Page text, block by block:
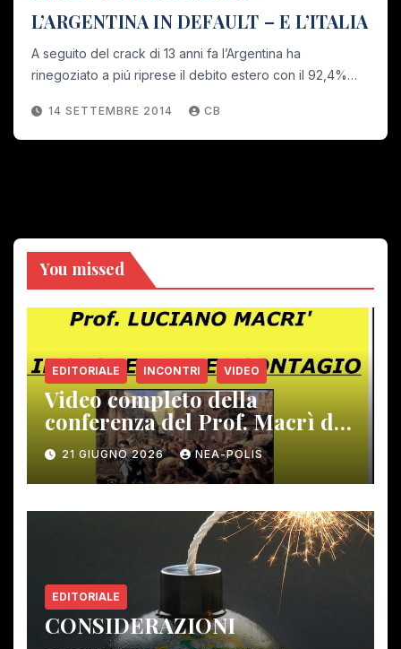
L’ARGENTINA IN DEFAULT – E L’ITALIA
A seguito del crack di 13 anni fa l’Argentina ha
rinegoziato a piú riprese il debito estero con il 92,4%…
14 SETTEMBRE 2014 CB
You missed
EDITORIALE INCONTRI VIDEO
Video completo della
conferenza del Prof. Macrì del
12 giugno scorso
21 GIUGNO 2026 NEA-POLIS
EDITORIALE
CONSIDERAZIONI